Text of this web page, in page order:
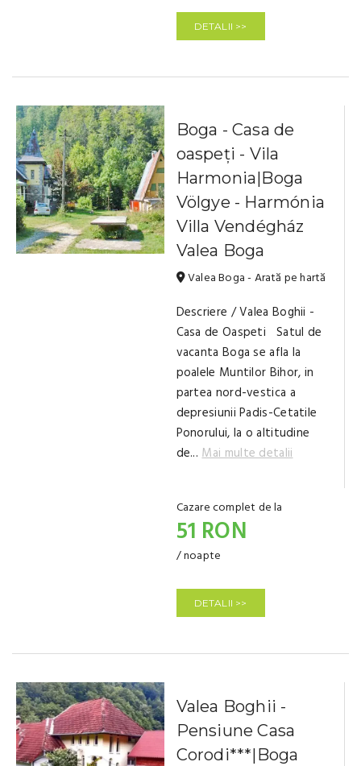
DETALII >>
Boga - Casa de
oaspeți - Vila
Harmonia|Boga
Völgye - Harmónia
Villa Vendégház
Valea Boga
Valea Boga - Arată pe hartă
Descriere / Valea Boghii -
Casa de Oaspeti Satul de
vacanta Boga se afla la
poalele Muntilor Bihor, in
partea nord-vestica a
depresiunii Padis-Cetatile
Ponorului, la o altitudine
de...Mai multe detalii
Cazare complet de la
51 RON
/ noapte
DETALII >>
Valea Boghii -
Pensiune Casa
Corodi***|Boga